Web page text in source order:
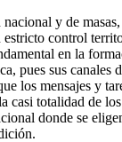
y de
estricto control
en la
pues sus canales
los mensajes y
casi totalidad de
donde se